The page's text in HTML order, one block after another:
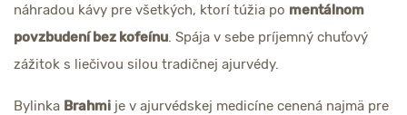
náhradou kávy pre všetkých, ktorí túžia po mentálnom
povzbudení bez kofeínu. Spája v sebe príjemný chuťový
zážitok s liečivou silou tradičnej ajurvédy.
Bylinka Brahmi je v ajurvédskej medicíne cenená najmä pre